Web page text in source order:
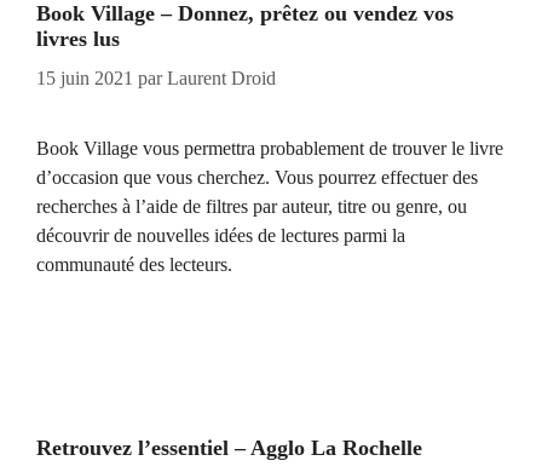
Book Village – Donnez, prêtez ou vendez vos
livres lus
15 juin 2021 parLaurent Droid
Book Village vous permettra probablement de trouver le livre
d’occasion que vous cherchez. Vous pourrez effectuer des
recherches à l’aide de filtres par auteur, titre ou genre, ou
découvrir de nouvelles idées de lectures parmi la
communauté des lecteurs.
Retrouvez l’essentiel – Agglo La Rochelle